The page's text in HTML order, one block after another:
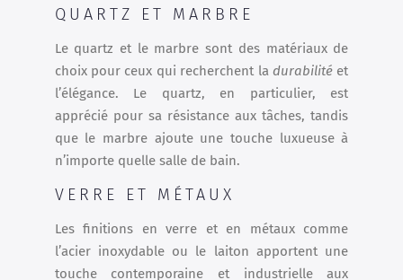
QUARTZ ET MARBRE
Le quartz et le marbre sont des matériaux de
choix pour ceux qui recherchent la durabilitéet
l’élégance. Le quartz, en particulier, est
apprécié pour sa résistance aux tâches, tandis
que le marbre ajoute une touche luxueuse à
n’importe quelle salle de bain.
VERRE ET MÉTAUX
Les finitions en verre et en métaux comme
l’acier inoxydable ou le laiton apportent une
touche contemporaine et industrielle aux